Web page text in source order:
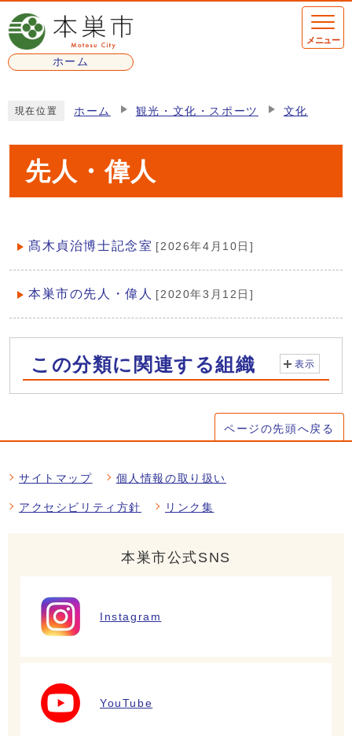
ページの先頭です
ホーム
メニュー
現在位置 ホーム 観光・文化・スポーツ 文化
先人・偉人
メインメニュー
髙木貞治博士記念室 [2026年4月10日]
本巣市の先人・偉人 [2020年3月12日]
この分類に関連する組織 表示
ページの先頭へ戻る
サイトマップ 個人情報の取り扱い
アクセシビリティ方針 リンク集
本巣市公式SNS
Instagram
YouTube